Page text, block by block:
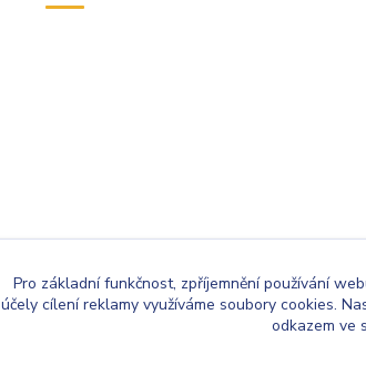
Pro základní funkčnost, zpříjemnění používání
účely cílení reklamy využíváme soubory cookies.
odkazem ve